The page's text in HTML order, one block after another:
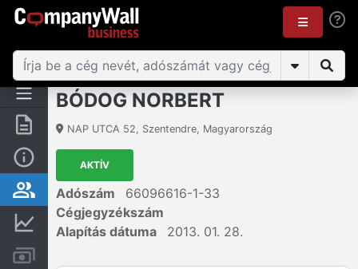
Összegzés
Alap információk
Személyek és tulajdonjog
Pénzügyi információk
BÓDOG NORBERT
NAP UTCA 52, Szentendre, Magyarország
AKTÍV
Adószám
66096616-1-33
Cégjegyzékszám
Alapítás dátuma
2013. 01. 28.